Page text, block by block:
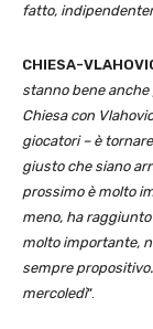
fatto,
CHIESA-
stanno bene anche
Chiesa con
giocatori – è
giusto che siano
prossimo è molto
meno, ha
molto importante,
sempre
mercoledì“.